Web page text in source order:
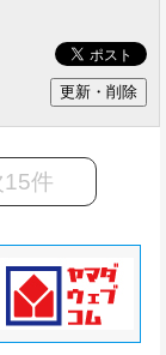
15件